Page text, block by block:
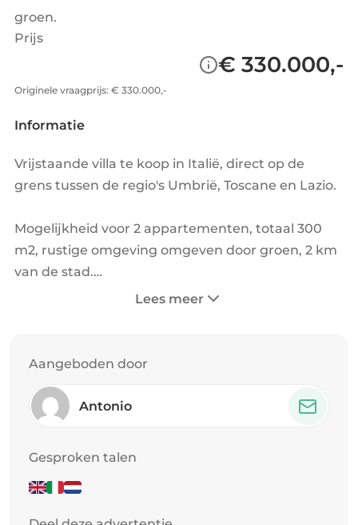
groen.
Prijs
€ 330.000,-
Originele vraagprijs: € 330.000,-
Informatie
Vrijstaande villa te koop in Italië, direct op de
grens tussen de regio's Umbrië, Toscane en Lazio.
Mogelijkheid voor 2 appartementen, totaal 300
m2, rustige omgeving omgeven door groen, 2 km
van de stad.
geboorde putten, 1 kelder, 1 zolder met
met 4 parkeerplaatsen, 6KW fotovoltaïsch
systeem, installatie van 2 LPG ketels, 1 garage. 1
aangrenzende badkamer en balkon, 1 bouwkavel
met sterretje op de foto, circa 60 olijfbomen, nog
Lees meer
Aangeboden door
Antonio
Gesproken talen